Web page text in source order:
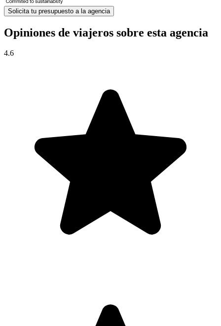
Solicita tu presupuesto a la agencia
Opiniones de viajeros sobre esta agencia
4.6